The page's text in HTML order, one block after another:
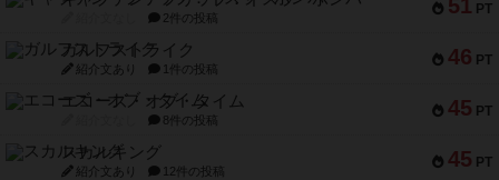
51 PT
2件の投稿
46 PT
ガルフストライク
紹介文あり 1件の投稿
45 PT
エコーズ・オブ・タイム
8件の投稿
45 PT
スカルキング
紹介文あり 12件の投稿